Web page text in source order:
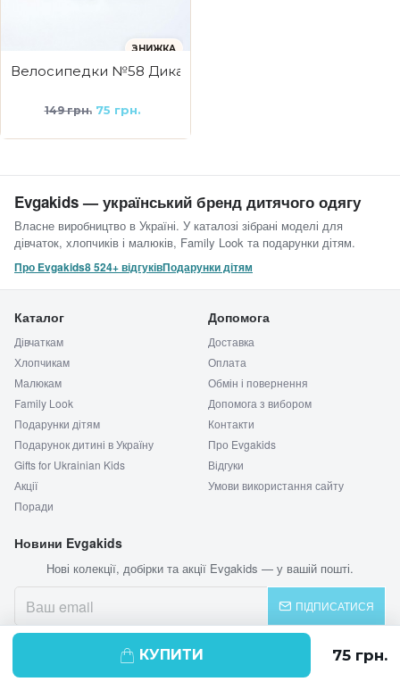
КУПИТИ
ЗНИЖКА
Велосипедки №58 Дика чорниця Lookasi
149 грн. 75 грн.
Evgakids — український бренд дитячого одягу
Власне виробництво в Україні. У каталозі зібрані моделі для
дівчаток, хлопчиків і малюків, Family Look та подарунки дітям.
Про Evgakids8 524+ відгуківПодарунки дітям
Каталог
Дівчаткам
Хлопчикам
Малюкам
Family Look
Подарунки дітям
Подарунок дитині в Україну
Gifts for Ukrainian Kids
Акції
Поради
Допомога
Доставка
Оплата
Обмін і повернення
Допомога з вибором
Контакти
Про Evgakids
Відгуки
Умови використання сайту
Новини Evgakids
Нові колекції, добірки та акції Evgakids — у вашій пошті.
ПІДПИСАТИСЯ